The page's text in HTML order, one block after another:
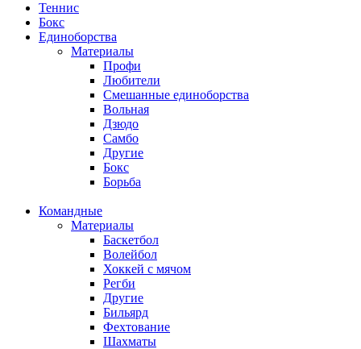
Теннис
Бокс
Единоборства
Материалы
Профи
Любители
Смешанные единоборства
Вольная
Дзюдо
Самбо
Другие
Бокс
Борьба
Командные
Материалы
Баскетбол
Волейбол
Хоккей с мячом
Регби
Другие
Бильярд
Фехтование
Шахматы